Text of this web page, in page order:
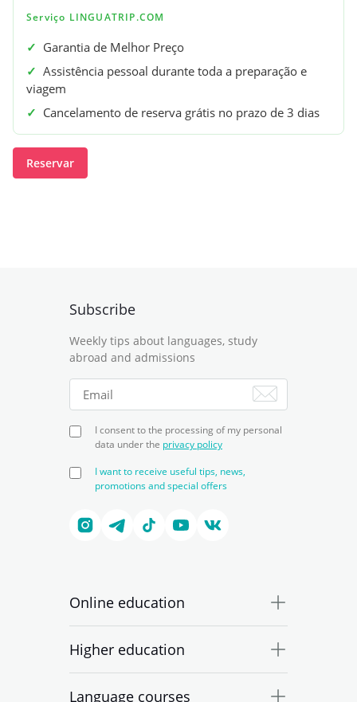
Serviço LINGUATRIP.COM
✓ Garantia de Melhor Preço
✓ Assistência pessoal durante toda a preparação e
viagem
✓ Cancelamento de reserva grátis no prazo de 3 dias
Reservar
Subscribe
Weekly tips about languages, study
abroad and admissions
I consent to the processing of my personal
data under the privacy policy
I want to receive useful tips, news,
promotions and special offers
Online education
Higher education
Language courses